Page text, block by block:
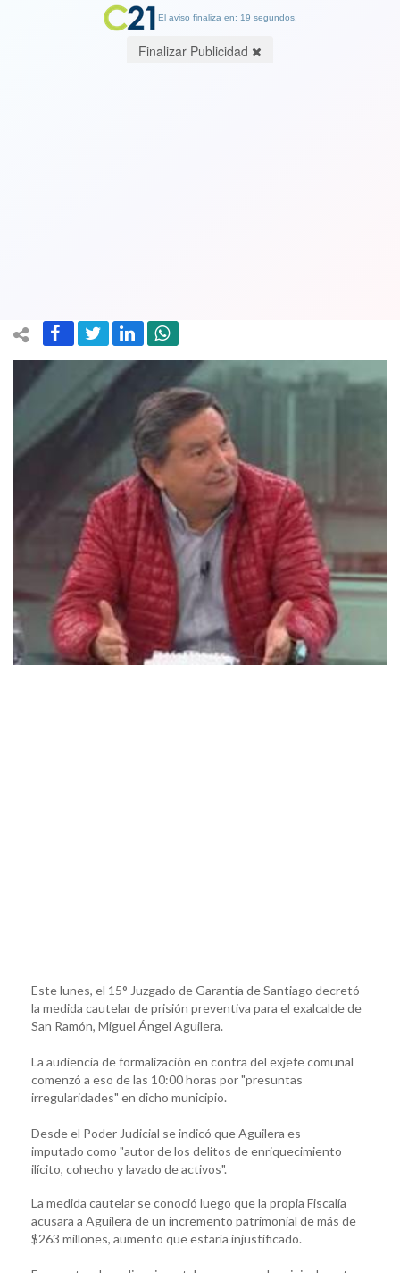
Este lunes, el 15° Juzgado de Garantía de Santiago decretó
la medida cautelar de prisión preventiva para el exalcalde de
San Ramón, Miguel Ángel Aguilera.
La audiencia de formalización en contra del exjefe comunal
comenzó a eso de las 10:00 horas por "presuntas
irregularidades" en dicho municipio.
Desde el Poder Judicial se indicó que Aguilera es
imputado como "autor de los delitos de enriquecimiento
ilícito, cohecho y lavado de activos".
La medida cautelar se conoció luego que la propia Fiscalía
acusara a Aguilera de un incremento patrimonial de más de
$263 millones, aumento que estaría injustificado.
El aviso finaliza en: 19 segundos.
Finalizar Publicidad